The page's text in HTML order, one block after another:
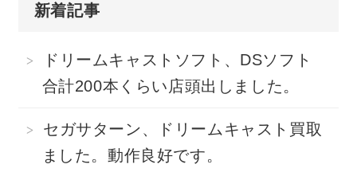
新着記事
ドリームキャストソフト、DSソフト
合計200本くらい店頭出しました。
セガサターン、ドリームキャスト買取
ました。動作良好です。